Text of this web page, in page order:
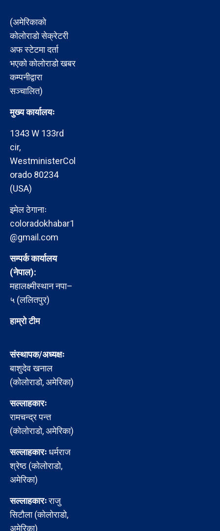
(अमेरिकाको
कोलोराडो सेक्रेटरी
अफ स्टेटमा दर्ता
भएको कोलोराडो खबर
कम्पनीद्वारा
सञ्चालित)
मुख्य कार्यालयः
1343 W 133rd
cir,
WestministerCol
orado 80234
(USA)
इमेल ठेगानाः
coloradokhabar1
@gmail.com
सम्पर्क कार्यालय
(नेपाल):
महालक्ष्मीस्थान नपा–
५ (ललितपुर)
हाम्रो टीम
संस्थापक/अध्यक्षः
बाशुदेव खनाल
(कोलोराडो, अमेरिका)
सल्लाहकारः
रामचन्द्र पन्त
(कोलोराडो, अमेरिका)
सल्लाहकारःधर्मराज
श्रेष्ठ (कोलोराडो,
अमेरिका)
सल्लाहकारःराजु
सिटौला (कोलोराडो,
अमेरिका)